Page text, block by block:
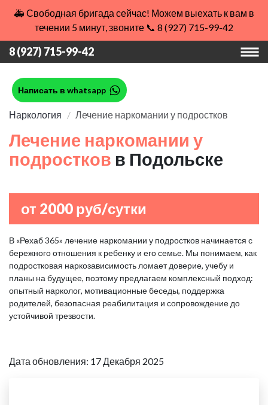
🚑 Свободная бригада сейчас! Можем выехать к вам в
течении 5 минут, звоните 📞 8 (927) 715-99-42
8 (927) 715-99-42
Написать в whatsapp
Наркология Лечение наркомании у подростков
Лечение наркомании у
подростков в Подольске
от 2000 руб/сутки
В «Рехаб 365» лечение наркомании у подростков начинается с
бережного отношения к ребенку и его семье. Мы понимаем, как
подростковая наркозависимость ломает доверие, учебу и
планы на будущее, поэтому предлагаем комплексный подход:
опытный нарколог, мотивационные беседы, поддержка
родителей, безопасная реабилитация и сопровождение до
устойчивой трезвости.
Дата обновления: 17 Декабря 2025